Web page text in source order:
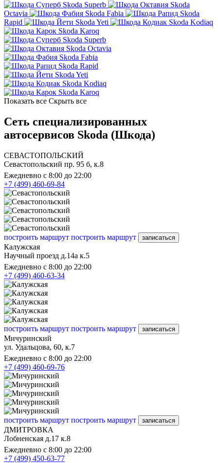
Skoda Superb
Skoda
Octavia
Skoda Fabia
Skoda
Rapid
Skoda Yeti
Skoda Kodiaq
Skoda Karoq
Skoda Superb
Skoda Octavia
Skoda Fabia
Skoda Rapid
Skoda Yeti
Skoda Kodiaq
Skoda Karoq
Показать все Скрыть все
Сеть специализированных
автосервисов Skoda (Шкода)
СЕВАСТОПОЛЬСКИЙ
Севастопольский пр. 95 б, к.8
Ежедневно с 8:00 до 22:00
+7 (499) 460-69-84
построить маршрут построить маршрут записаться
Калужская
Научный проезд д.14а к.5
Ежедневно с 8:00 до 22:00
+7 (499) 460-63-34
построить маршрут построить маршрут записаться
Мичуринский
ул. Удальцова, 60, к.7
Ежедневно с 8:00 до 22:00
+7 (499) 460-69-76
построить маршрут построить маршрут записаться
ДМИТРОВКА
Лобненская д.17 к.8
Ежедневно с 8:00 до 22:00
+7 (499) 450-63-77